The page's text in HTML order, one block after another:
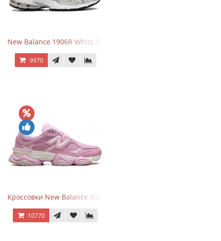
New Balance 1906R White Rain Cloud Silver Metallic
9970
Кроссовки New Balance 9060 ASOS Exclusive Pink Overdye
10770